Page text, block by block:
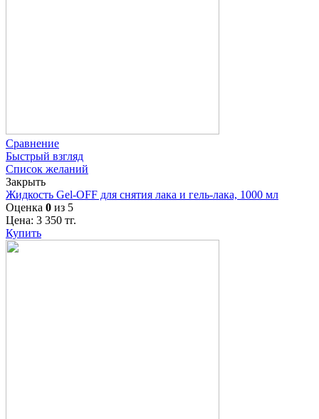
Сравнение
Быстрый взгляд
Список желаний
Закрыть
Жидкость Gel-OFF для снятия лака и гель-лака, 1000 мл
Оценка 0 из 5
Цена: 3 350 тг.
Купить